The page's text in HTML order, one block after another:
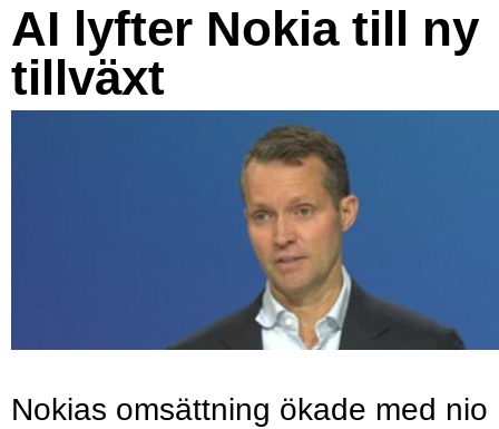
AI lyfter Nokia till ny
tillväxt
Nokias omsättning ökade med nio